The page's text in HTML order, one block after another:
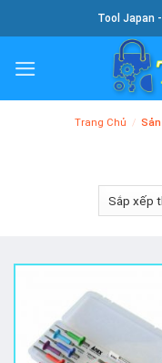
To
Content
Tool Japan
Trang Chủ / Sản